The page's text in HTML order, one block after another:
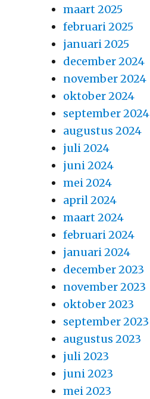
maart 2025
februari 2025
januari 2025
december 2024
november 2024
oktober 2024
september 2024
augustus 2024
juli 2024
juni 2024
mei 2024
april 2024
maart 2024
februari 2024
januari 2024
december 2023
november 2023
oktober 2023
september 2023
augustus 2023
juli 2023
juni 2023
mei 2023